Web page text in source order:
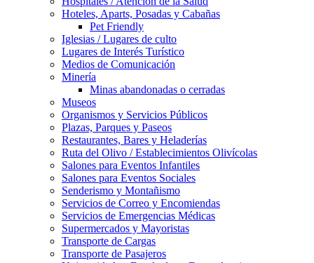
Hoteles, Aparts, Posadas y Cabañas
Pet Friendly
Iglesias / Lugares de culto
Lugares de Interés Turístico
Medios de Comunicación
Minería
Minas abandonadas o cerradas
Museos
Organismos y Servicios Públicos
Plazas, Parques y Paseos
Restaurantes, Bares y Heladerías
Ruta del Olivo / Establecimientos Olivícolas
Salones para Eventos Infantiles
Salones para Eventos Sociales
Senderismo y Montañismo
Servicios de Correo y Encomiendas
Servicios de Emergencias Médicas
Supermercados y Mayoristas
Transporte de Cargas
Transporte de Pasajeros